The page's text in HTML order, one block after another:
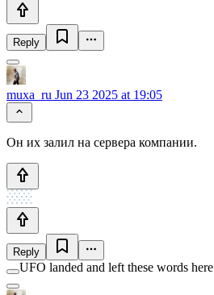
Reply
muxa_ru Jun 23 2025 at 19:05
Он их залил на сервера компании.
Reply
UFO landed and left these words here